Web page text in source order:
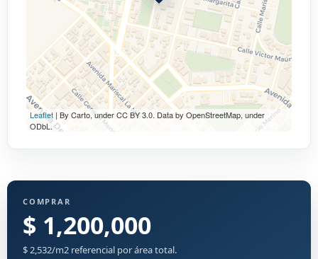
Leaflet | By Carto, under CC BY 3.0. Data by OpenStreetMap, under
ODbL.
COMPRAR
$ 1,200,000
$ 2,532/m2 referencial por área total.